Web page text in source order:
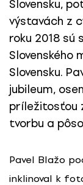
Slovensku,
výstavách z
roku 2018
Slovenského
Slovensku.
jubileum,
príležitosťou
tvorbu a
Pavel Blažo
inklinoval k